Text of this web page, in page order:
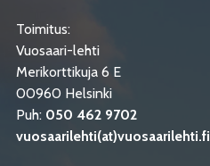
Toimitus:
Vuosaari-lehti
Merikorttikuja 6 E
00960 Helsinki
Puh: 050 462 9702
vuosaarilehti(at)vuosaarilehti.fi